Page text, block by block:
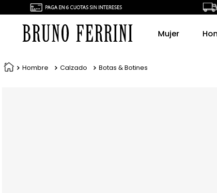
Mujer
Hombre Calzado Botas & Botines